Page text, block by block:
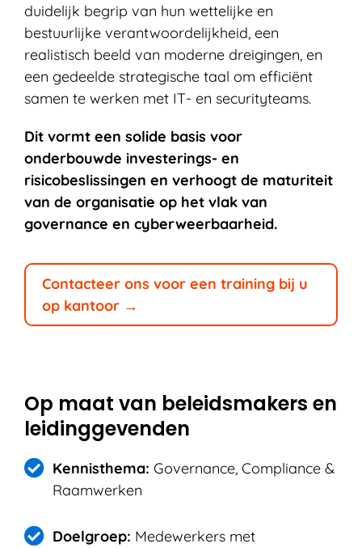
duidelijk begrip van hun wettelijke en
bestuurlijke verantwoordelijkheid, een
realistisch beeld van moderne dreigingen, en
een gedeelde strategische taal om efficiënt
samen te werken met IT- en securityteams.
Dit vormt een solide basis voor
onderbouwde investerings- en
risicobeslissingen en verhoogt de maturiteit
van de organisatie op het vlak van
governance en cyberweerbaarheid.
Contacteer ons voor een training bij u
op kantoor →
Op maat van beleidsmakers en
leidinggevenden
Kennisthema: Governance, Compliance &
Raamwerken
Doelgroep: Medewerkers met